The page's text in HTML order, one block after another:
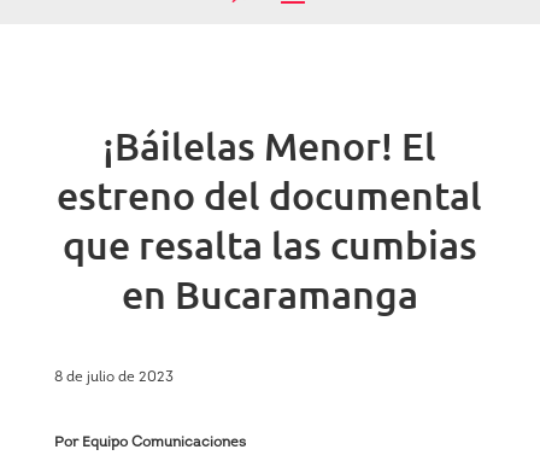
¡Báilelas Menor! El
estreno del documental
que resalta las cumbias
en Bucaramanga
8 de julio de 2023
Por Equipo Comunicaciones